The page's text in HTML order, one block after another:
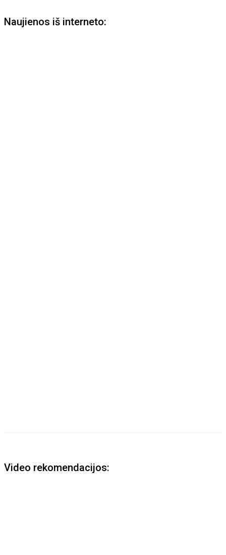
Naujienos iš interneto:
Video rekomendacijos: